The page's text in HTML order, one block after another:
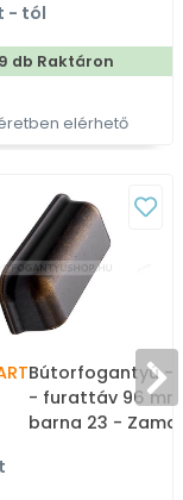
gyártott
fém
- tól
db Raktáron
elérhető
-
Bútorfogantyú -
- furattáv 96
barna 23 -